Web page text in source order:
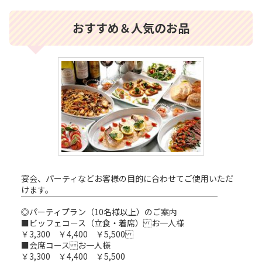
おすすめ＆人気のお品
宴会、パーティなどお客様の目的に合わせてご使用いただ
けます。
￣￣￣￣￣￣￣￣￣￣￣￣￣￣￣￣￣￣￣￣￣￣￣￣
◎パーティプラン（10名様以上）のご案内
■ビッフェコース（立食・着席） お一人様
￥3,300 ￥4,400 ￥5,500
■会席コース お一人様
￥3,300 ￥4,400 ￥5,500